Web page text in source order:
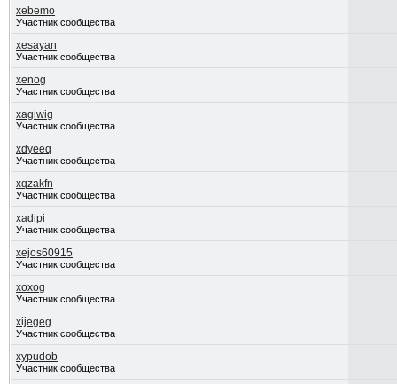
xebemo
Участник сообщества
xesayan
Участник сообщества
xenog
Участник сообщества
xagiwig
Участник сообщества
xdyeeq
Участник сообщества
xqzakfn
Участник сообщества
xadipi
Участник сообщества
xejos60915
Участник сообщества
xoxog
Участник сообщества
xijegeg
Участник сообщества
xypudob
Участник сообщества